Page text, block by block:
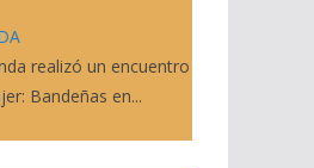
realizó un encuentro
Bandeñas en...